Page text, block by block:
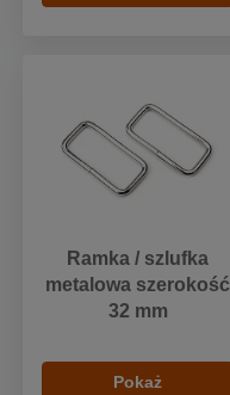
Ramka / szlufka
metalowa szerokość
32 mm
Pokaż